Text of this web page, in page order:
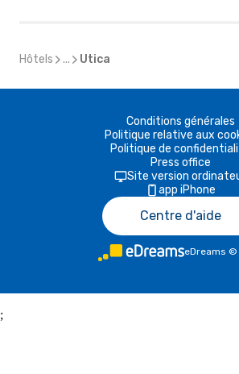
Hôtels ... Utica
Conditions générales
Politique relative aux
Politique de
Press office
Site version
app iPhone
Centre d'aide
eDreams ©
;